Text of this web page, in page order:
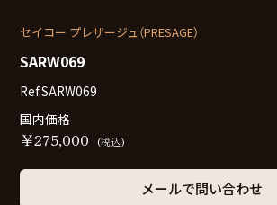
セイコー プレザージュ（PRESAGE）
SARW069
Ref.SARW069
国内価格
￥275,000 (税込)
メールで問い合わせ